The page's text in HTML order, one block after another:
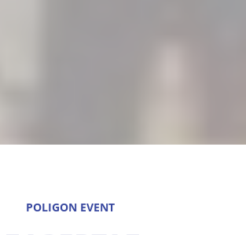
POLIGON EVENT